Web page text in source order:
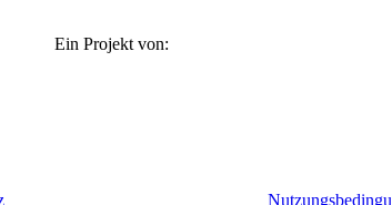
Ein Projekt von: